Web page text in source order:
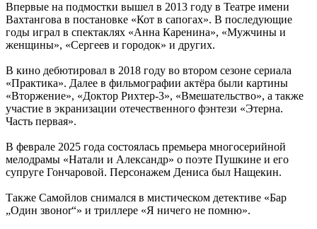
Впервые на подмостки вышел в 2013 году в Театре имени
Вахтангова в постановке «Кот в сапогах». В последующие
годы играл в спектаклях «Анна Каренина», «Мужчины и
женщины», «Сергеев и городок» и других.
В кино дебютировал в 2018 году во втором сезоне сериала
«Практика». Далее в фильмографии актёра были картины
«Вторжение», «Доктор Рихтер-3», «Вмешательство», а также
участие в экранизации отечественного фэнтези «Этерна.
Часть первая».
В феврале 2025 года состоялась премьера многосерийной
мелодрамы «Натали и Александр» о поэте Пушкине и его
супруге Гончаровой. Персонажем Дениса был Нащекин.
Также Самойлов снимался в мистическом детективе «Бар
„Один звоноr“» и триллере «Я ничего не помню».